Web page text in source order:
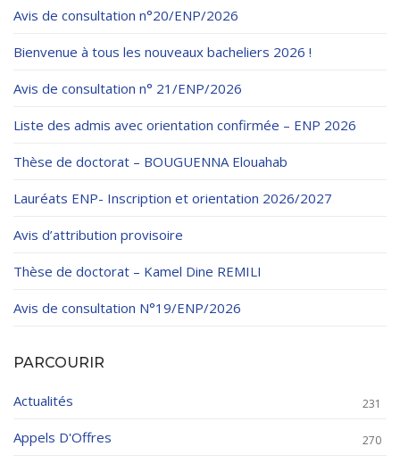
Classes Préparatoires
Charte de Déontologie et D’éthique Universitaires
Avis de consultation n°20/ENP/2026
Bienvenue à tous les nouveaux bacheliers 2026 !
Avis de consultation n° 21/ENP/2026
Liste des admis avec orientation confirmée – ENP 2026
Thèse de doctorat – BOUGUENNA Elouahab
Lauréats ENP- Inscription et orientation 2026/2027
Avis d’attribution provisoire
Thèse de doctorat – Kamel Dine REMILI
Avis de consultation N°19/ENP/2026
PARCOURIR
Actualités 231
Appels D'Offres 270